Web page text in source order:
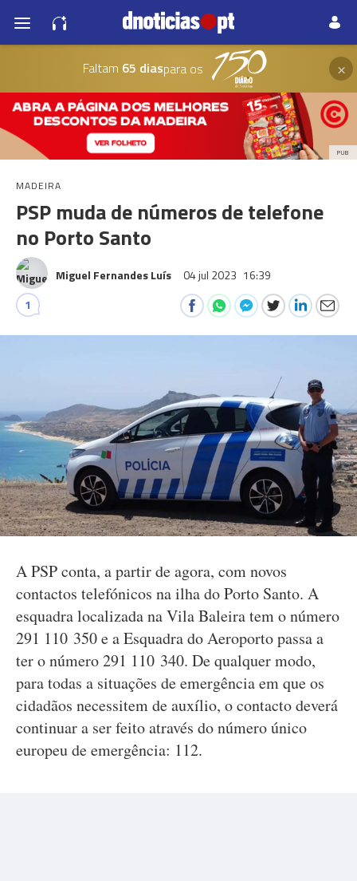
Faltam 65 diaspara os ×
PUB
MADEIRA
PSP muda de números de telefone
no Porto Santo
Miguel Fernandes Luís 04 jul 2023 16:39
1
A PSP conta, a partir de agora, com novos
contactos telefónicos na ilha do Porto Santo. A
esquadra localizada na Vila Baleira tem o número
291 110 350 e a Esquadra do Aeroporto passa a
ter o número 291 110 340. De qualquer modo,
para todas a situações de emergência em que os
cidadãos necessitem de auxílio, o contacto deverá
continuar a ser feito através do número único
europeu de emergência: 112.